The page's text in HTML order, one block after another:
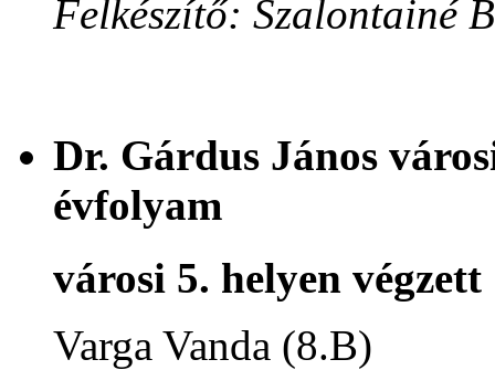
Felkészítő: Szalontainé
Dr. Gárdus János
évfolyam
városi 5. helyen végzett
Varga Vanda (8.B)